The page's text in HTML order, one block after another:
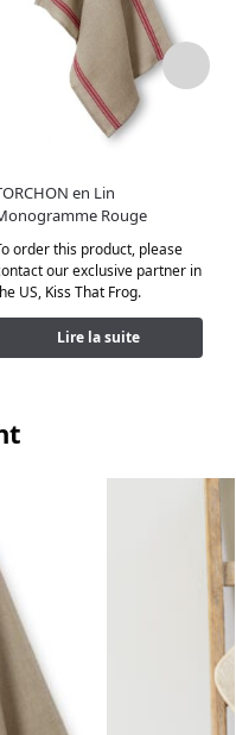
en Lin
Rouge
order this product, please
our exclusive partner in
US, Kiss That Frog.
Lire la suite